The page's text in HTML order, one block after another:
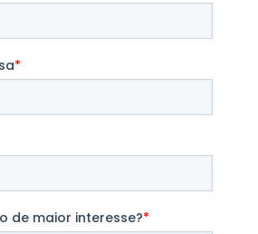
*
de maior interesse?*